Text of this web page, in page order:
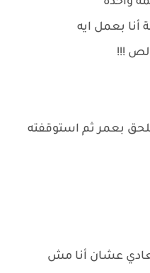
أنا بعمل ايه
!!!
بعمر ثم استوقفته
عشان أنا مش